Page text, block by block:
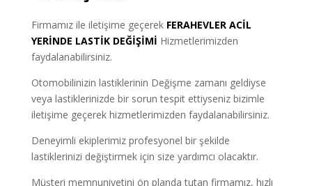
Firmamız ile iletişime geçerek FERAHEVLER ACİL
YERİNDE LASTİK DEĞİŞİMİ Hizmetlerimizden
faydalanabilirsiniz.
Otomobilinizin lastiklerinin Değişme zamanı geldiyse
veya lastiklerinizde bir sorun tespit ettiyseniz bizimle
iletişime geçerek hizmetlerimizden faydalanabilirsiniz.
Deneyimli ekiplerimiz profesyonel bir şekilde
lastiklerinizi değiştirmek için size yardımcı olacaktır.
Müşteri memnuniyetini ön planda tutan firmamız, hızlı